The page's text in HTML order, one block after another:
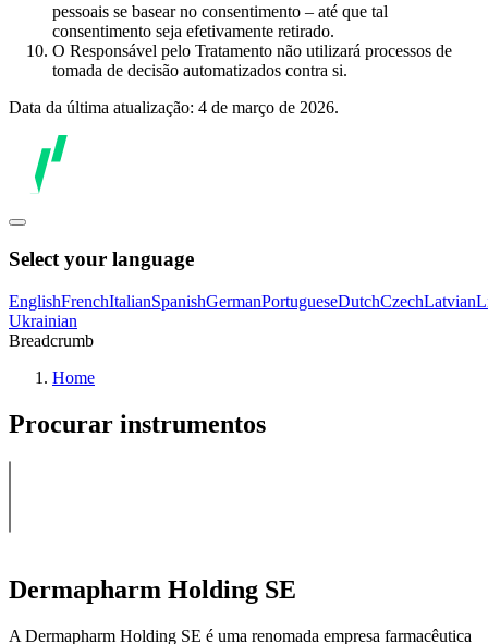
pessoais se basear no consentimento – até que tal
consentimento seja efetivamente retirado.
O Responsável pelo Tratamento não utilizará processos de
tomada de decisão automatizados contra si.
Data da última atualização: 4 de março de 2026.
Select your language
EnglishFrenchItalianSpanishGermanPortugueseDutchCzechLatvian
Ukrainian
Breadcrumb
Home
Procurar instrumentos
Dermapharm Holding SE
A Dermapharm Holding SE é uma renomada empresa farmacêutica